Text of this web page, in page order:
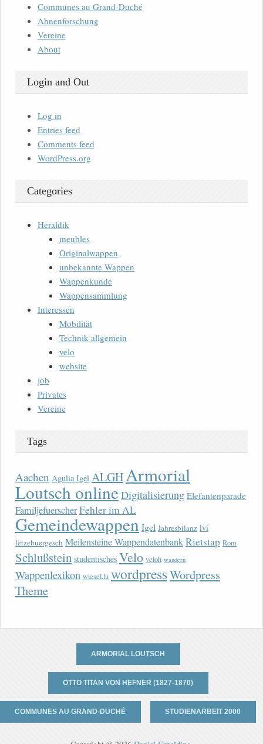
Communes au Grand-Duché
Ahnenforschung
Vereine
About
Login and Out
Log in
Entries feed
Comments feed
WordPress.org
Categories
Heraldik
meubles
Originalwappen
unbekannte Wappen
Wappenkunde
Wappensammlung
Interessen
Mobilität
Technik allgemein
velo
website
job
Privates
Vereine
Tags
Aachen Agulia Igel ALGHArmorial
Loutsch onlineDigitalisierung Elefantenparade
FamiljefuerscherFehler im AL
Gemeindewappen Igel Jahresbilanz lvi
lëtzebuergesch Meilensteine WappendatenbankRietstap Rom
Schlußstein studentisches Velo veloh wandern
Wappenlexikon wiesel.lu wordpressWordpress
Theme
ARMORIAL LOUTSCH
OTTO TITAN VON HEFNER (1827-1870)
COMMUNES AU GRAND-DUCHÉ STUDIENARBEIT 2000